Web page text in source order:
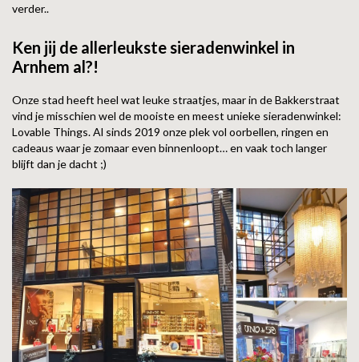
CAMPS & CAMPS
BERNICE
LILLY
KAPTEN & SON
verder..
Ken jij de allerleukste sieradenwinkel in
Arnhem al?!
Onze stad heeft heel wat leuke straatjes, maar in de Bakkerstraat
vind je misschien wel de mooiste en meest unieke sieradenwinkel:
Lovable Things. Al sinds 2019 onze plek vol oorbellen, ringen en
cadeaus waar je zomaar even binnenloopt… en vaak toch langer
blijft dan je dacht ;)